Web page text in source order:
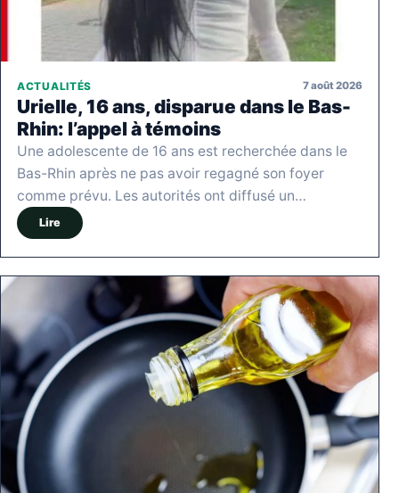
ACTUALITÉS 7 août 2026
Urielle, 16 ans, disparue dans le Bas-
Rhin: l’appel à témoins
Une adolescente de 16 ans est recherchée dans le
Bas-Rhin après ne pas avoir regagné son foyer
comme prévu. Les autorités ont diffusé un…
Lire